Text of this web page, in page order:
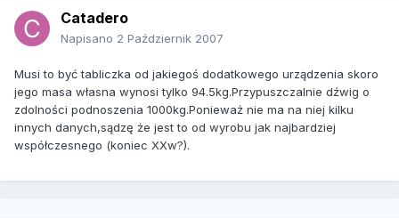
Catadero
Napisano 2 Październik 2007
Musi to być tabliczka od jakiegoś dodatkowego urządzenia skoro
jego masa własna wynosi tylko 94.5kg.Przypuszczalnie dźwig o
zdolności podnoszenia 1000kg.Ponieważ nie ma na niej kilku
innych danych,sądzę że jest to od wyrobu jak najbardziej
współczesnego (koniec XXw?).